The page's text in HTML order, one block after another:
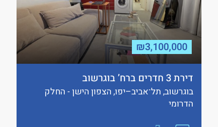
₪3,100,000
דירת 3 חדרים ברח’ בוגרשוב
בוגרשוב, תל־אביב–יפו, הצפון הישן - החלק
הדרומי